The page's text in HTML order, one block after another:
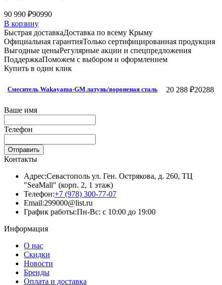
90 990 ₽90990
В корзину
Быстрая доставкаДоставка по всему Крыму
Официальная гарантияТолько сертифицированная продукция
Выгодные ценыРегулярные акции и спецпредложения
ПоддержкаПоможем с выбором и оформлением
Купить в один клик
Смеситель Wakayama-GM латунь/вороненая сталь 20 288 ₽20288
Ваше имя
Телефон
Отправить
Контакты
Адрес:Севастополь ул. Ген. Острякова, д. 260, ТЦ
"SeaMall" (корп. 2, 1 этаж)
Телефон:+7 (978) 300-77-07
Email:299000@list.ru
График работы:Пн-Вс: с 10:00 до 19:00
Информация
О нас
Скидки
Новости
Бренды
Оплата и доставка